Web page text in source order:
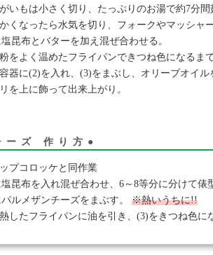
いもは小さく切り、たっぷりのお湯で約7分
くなったら水気を切り、フォークやマッシャー
昆布とバターを加え混ぜ合わせる。
をよく温めたフライパンできつね色になるまで
器に(2)を入れ、(3)をまぶし、オリーブオイ
を上に飾って出来上がり。
ーズ 作り方●
プコロッケと同作業
昆布を入れ混ぜ合わせ、6～8等分に分けて俵
ルメザンチーズをまぶす。※熱いうちに!!
したフライパンに油を引き、(3)をきつね色に